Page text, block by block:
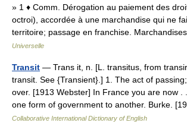
» 1 ♦ Comm. Dérogation au paiement des
octroi), accordée à une marchandise qui ne
territoire; passage en franchise.
Universelle
Transit — Trans it, n. [L. transitus, from
transit. See {Transient}.] 1. The act of
over. [1913 Webster] In France you are now .
one form of government to another. Burke.
Collaborative International Dictionary of English